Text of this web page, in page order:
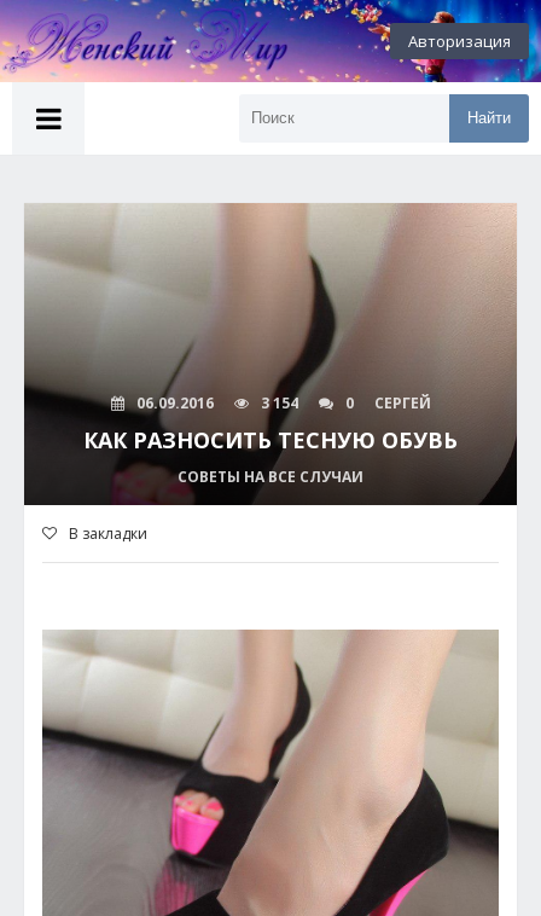
Авторизация
Найти
06.09.2016 3 154 0 СЕРГЕЙ
КАК РАЗНОСИТЬ ТЕСНУЮ ОБУВЬ
СОВЕТЫ НА ВСЕ СЛУЧАИ
В закладки